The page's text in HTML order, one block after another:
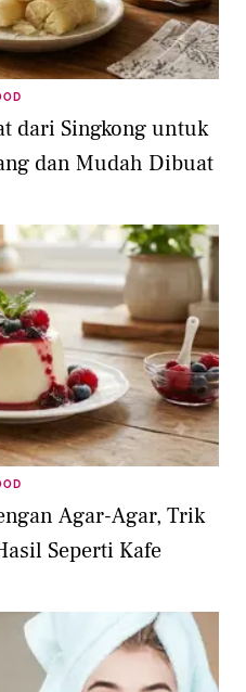
dari Singkong untuk
dan Mudah Dibuat
Agar-Agar, Trik
Seperti Kafe